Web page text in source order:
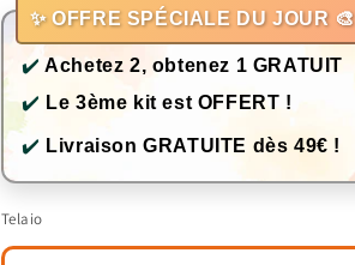
✨ OFFRE SPÉCIALE DU JOUR 🎨
✔️ Achetez 2, obtenez 1 GRATUIT
✔️ Le 3ème kit est OFFERT !
✔️ Livraison GRATUITE dès 49€ !
Telaio